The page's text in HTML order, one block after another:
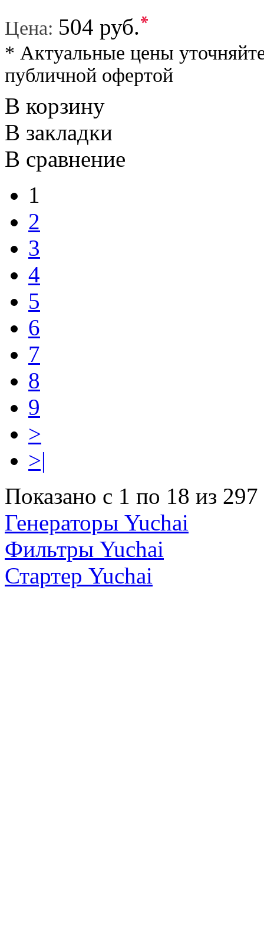
Цена: 504 руб.*
* Актуальные цены
публичной офертой
В корзину
В закладки
В сравнение
1
2
3
4
5
6
7
8
9
>
>|
Показано с 1 по 18 из
Генераторы Yuchai
Фильтры Yuchai
Стартер Yuchai